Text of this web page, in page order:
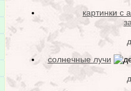
картинки с
солнечные лучи